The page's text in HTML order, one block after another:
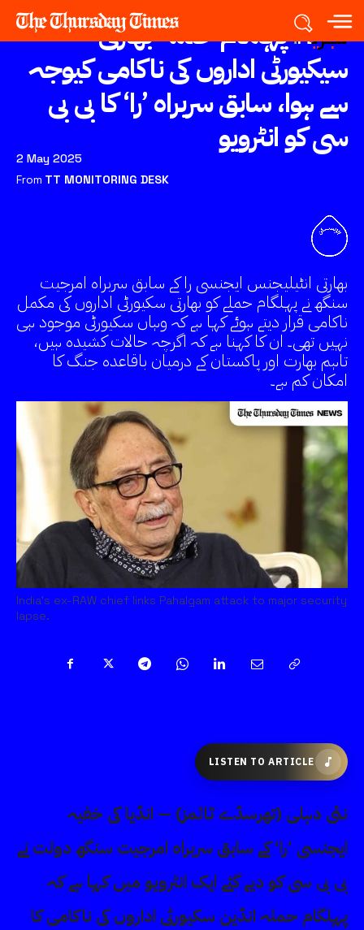
تجزیہ:پہلگام حملہ بھارتی
سیکیورٹی اداروں کی ناکامی کیوجہ
سے ہوا، سابق سربراہ ’را‘ کا بی بی
سی کو انٹرویو
2 May 2025
From TT MONITORING DESK
بھارتی انٹیلیجنس ایجنسی را کے سابق سربراہ امرجیت
سنگھ نے پہلگام حملے کو بھارتی سکیورٹی اداروں کی مکمل
ناکامی قرار دیتے ہوئے کہا ہے کہ وہاں سکیورٹی موجود ہی
نہیں تھی۔ ان کا کہنا ہے کہ اگرچہ حالات کشیدہ ہیں،
تاہم بھارت اور پاکستان کے درمیان باقاعدہ جنگ کا
امکان کم ہے۔
India's ex-RAW chief links Pahalgam attack to major security
lapse.
LISTEN TO ARTICLE
نئی دہلی (تھرسڈے ٹائمز) — انڈیا کی خفیہ
ایجنسی ’را‘ کے سابق سربراہ امرجیت سنگھ دولت نے
بی بی سی کو دیے گئے ایک انٹرویو میں کہا ہے کہ
پہلگام حملہ انڈین سکیورٹی اداروں کی ناکامی کا